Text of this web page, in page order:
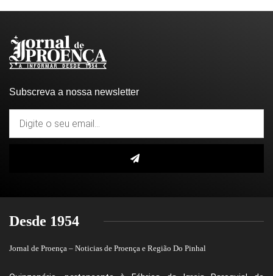
Subscreva a nossa newsletter
Desde 1954
Jornal de Proença – Noticias de Proença e Região Do Pinhal